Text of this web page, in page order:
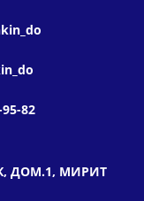
82
ДОМ.1, МИРИТ